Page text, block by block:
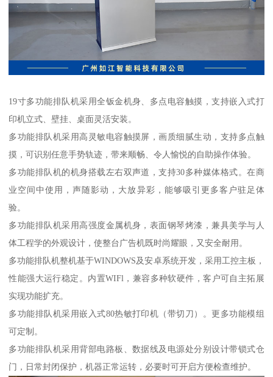
19寸多功能排队机采用全钣金机身、多点电容触摸，支持嵌入式打
印机立式、壁挂、桌面灵活安装。
多功能排队机采用高灵敏电容触摸屏，画质细腻生动，支持多点触
摸，可识别任意手势轨迹，带来顺畅、令人愉悦的自助操作体验。
多功能排队机的机身搭载左右双声道，支持30多种媒体格式。在商
业空间中使用，声随影动，大放异彩，能够吸引更多客户驻足体
验。
多功能排队机采用高强度金属机身，表面钢琴烤漆，兼具美学与人
体工程学的外观设计，使整台广告机既时尚耀眼，又安全耐用。
多功能排队机整机基于WINDOWS及安卓系统开发，采用工控主板，
性能强大运行稳定。内置WIFl，兼容多种软硬件，客户可自主拓展
实现功能扩充。
多功能排队机采用嵌入式80热敏打印机（带切刀）。更多功能模组
可定制。
多功能排队机采用背部电路板、数据线及电源处分别设计带锁式仓
门，日常封闭保护，机器正常运转，必要时可开启方便检查维护。